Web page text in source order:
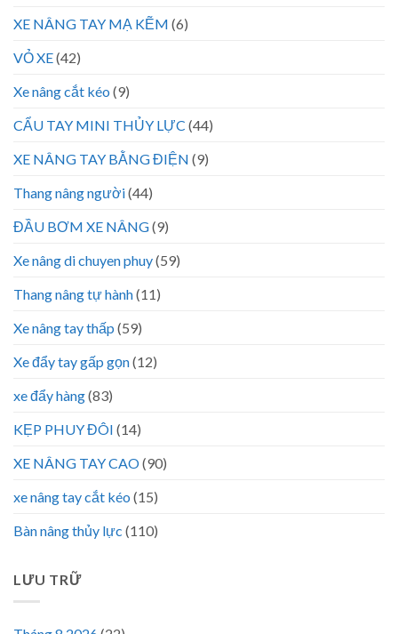
XE NÂNG TAY MẠ KẼM (6)
VỎ XE(42)
Xe nâng cắt kéo (9)
CẨU TAY MINI THỦY LỰC (44)
XE NÂNG TAY BẰNG ĐIỆN (9)
Thang nâng người(44)
ĐẦU BƠM XE NÂNG(9)
Xe nâng di chuyen phuy(59)
Thang nâng tự hành(11)
Xe nâng tay thấp (59)
Xe đẩy tay gấp gọn(12)
xe đẩy hàng(83)
KẸP PHUY ĐÔI (14)
XE NÂNG TAY CAO(90)
xe nâng tay cắt kéo (15)
Bàn nâng thủy lực (110)
LƯU TRỮ